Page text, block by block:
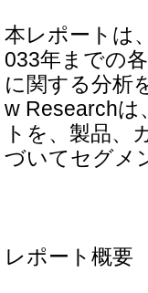
本レポートは
033年までの
に関する分析
w Researchは
トを、製品、
づいてセグメ
レポート概要